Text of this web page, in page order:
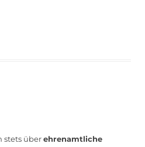
stets überehrenamtliche